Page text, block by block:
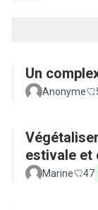
Un
Anonyme
estivale et
Marine 47